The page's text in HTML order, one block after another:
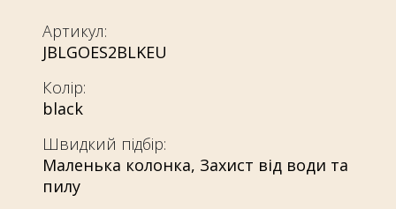
Артикул:
JBLGOES2BLKEU
Колір:
black
Швидкий підбір:
Маленька колонка, Захист від води та
пилу